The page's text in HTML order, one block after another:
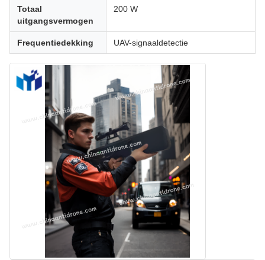
Totaal
uitgangsvermogen
200 W
Frequentiedekking UAV-signaaldetectie